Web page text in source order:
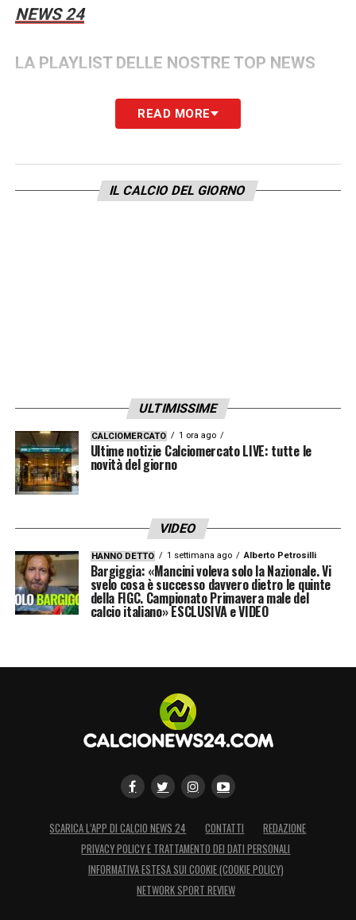
NEWS 24
LA PLAYLIST DELLE NOSTRE TOP NEWS
READ MORE
IL CALCIO DEL GIORNO
ULTIMISSIME
CALCIOMERCATO 1 ora ago
Ultime notizie Calciomercato LIVE: tutte le
novità del giorno
VIDEO
HANNO DETTO 1 settimana ago Alberto Petrosilli
Bargiggia: «Mancini voleva solo la Nazionale. Vi
svelo cosa è successo davvero dietro le quinte
della FIGC. Campionato Primavera male del
calcio italiano» ESCLUSIVA e VIDEO
SCARICA L’APP DI CALCIO NEWS 24 CONTATTI
REDAZIONE
PRIVACY POLICY E TRATTAMENTO DEI DATI PERSONALI
INFORMATIVA ESTESA SUI COOKIE (COOKIE POLICY)
NETWORK SPORT REVIEW